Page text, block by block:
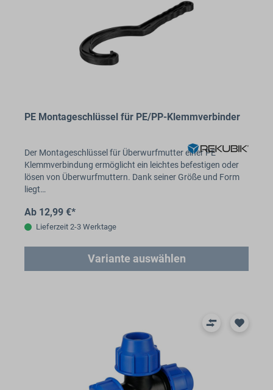
PE Montageschlüssel für PE/PP-Klemmverbinder
Der Montageschlüssel für Überwurfmutter einer PE
Klemmverbindung ermöglicht ein leichtes befestigen oder
lösen von Überwurfmuttern. Dank seiner Größe und Form
liegt…
Ab 12,99 €*
Lieferzeit 2-3 Werktage
Variante auswählen